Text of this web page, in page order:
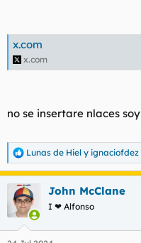
x.com
x.com
no se insertare nlaces
R
e
c
c
Lunas de Hiel y ignaciofdez
John McClane
I ❤ Alfonso